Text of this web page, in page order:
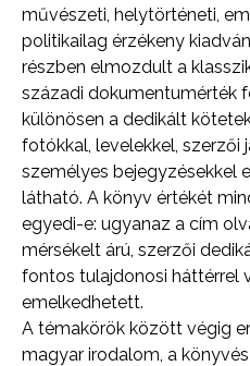
művészeti, helytörténeti,
politikailag érzékeny
részben elmozdult a
századi dokumentumérték
különösen a dedikált
fotókkal, levelekkel, szerzői
személyes bejegyzésekkel
látható. A könyv értékét
egyedi-e: ugyanaz a cím
mérsékelt árú, szerzői
fontos tulajdonosi háttérrel
emelkedhetett.
A témakörök között végig
magyar irodalom, a